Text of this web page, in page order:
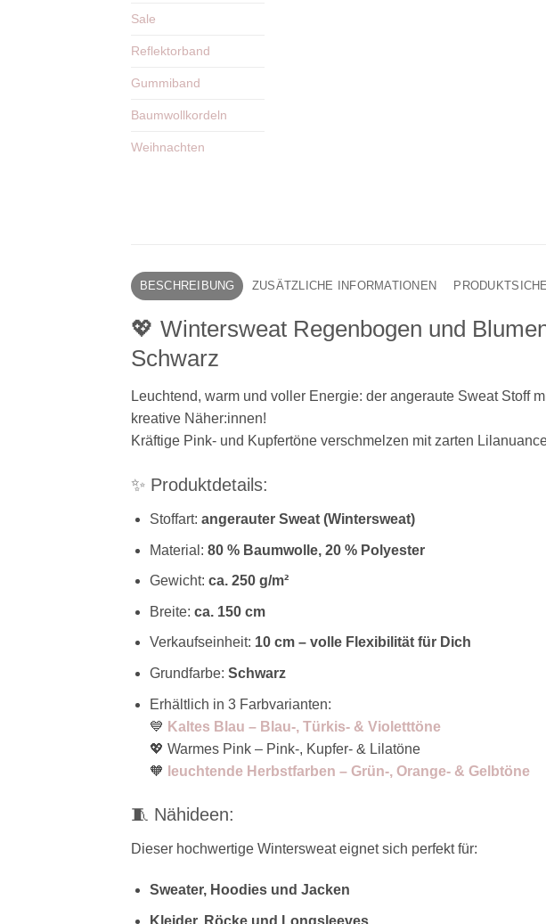
Sale
Reflektorband
Gummiband
Baumwollkordeln
Weihnachten
BESCHREIBUNG ZUSÄTZLICHE INFORMATIONEN
💖 Wintersweat Regenbogen und
Schwarz
Leuchtend, warm und voller Energie: der angeraute Sweat Stoff
kreative Näher:innen!
Kräftige Pink- und Kupfertöne verschmelzen mit zarten
✨ Produktdetails:
Stoffart: angerauter Sweat (Wintersweat)
Material: 80 % Baumwolle, 20 % Polyester
Gewicht: ca. 250 g/m²
Breite: ca. 150 cm
Verkaufseinheit: 10 cm – volle Flexibilität für Dich
Grundfarbe: Schwarz
Erhältlich in 3 Farbvarianten:
💙 Kaltes Blau – Blau-, Türkis- & Violetttöne
💖 Warmes Pink – Pink-, Kupfer- & Lilatöne
🧡 leuchtende Herbstfarben – Grün-, Orange- & Gelbtöne
🧵 Nähideen:
Dieser hochwertige Wintersweat eignet sich perfekt für:
Sweater, Hoodies und Jacken
Kleider, Röcke und Longsleeves